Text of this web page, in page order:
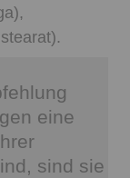
eine
sind sie